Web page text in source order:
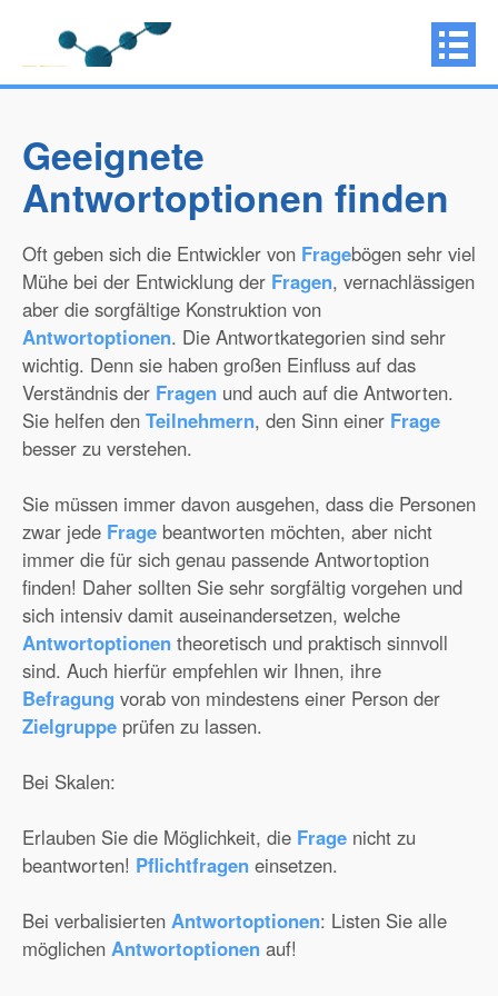
Geeignete
Antwortoptionen finden
Oft geben sich die Entwickler von Fragebögen sehr viel
Mühe bei der Entwicklung der Fragen, vernachlässigen
aber die sorgfältige Konstruktion von
Antwortoptionen. Die Antwortkategorien sind sehr
wichtig. Denn sie haben großen Einfluss auf das
Verständnis der Fragen und auch auf die Antworten.
Sie helfen den Teilnehmern, den Sinn einer Frage
besser zu verstehen.
Sie müssen immer davon ausgehen, dass die Personen
zwar jede Frage beantworten möchten, aber nicht
immer die für sich genau passende Antwortoption
finden! Daher sollten Sie sehr sorgfältig vorgehen und
sich intensiv damit auseinandersetzen, welche
Antwortoptionen theoretisch und praktisch sinnvoll
sind. Auch hierfür empfehlen wir Ihnen, ihre
Befragung vorab von mindestens einer Person der
Zielgruppe prüfen zu lassen.
Bei Skalen:
Erlauben Sie die Möglichkeit, die Frage nicht zu
beantworten! Pflichtfragen einsetzen.
Bei verbalisierten Antwortoptionen: Listen Sie alle
möglichen Antwortoptionen auf!